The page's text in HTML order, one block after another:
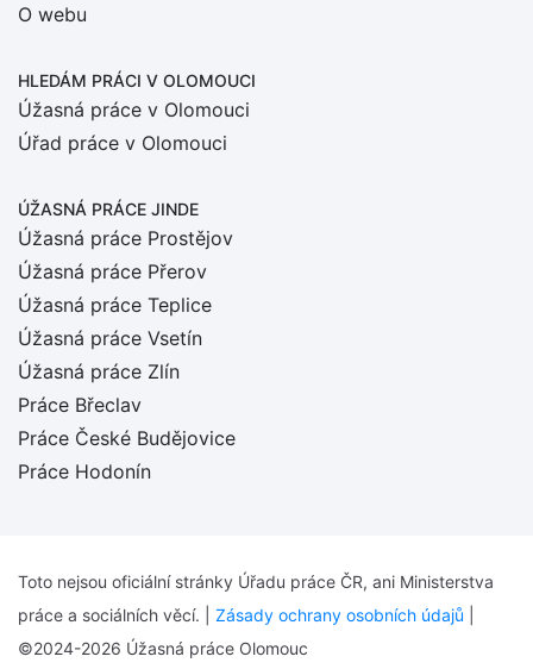
O webu
HLEDÁM PRÁCI V OLOMOUCI
Úžasná práce v Olomouci
Úřad práce v Olomouci
ÚŽASNÁ PRÁCE JINDE
Úžasná práce Prostějov
Úžasná práce Přerov
Úžasná práce Teplice
Úžasná práce Vsetín
Úžasná práce Zlín
Práce Břeclav
Práce České Budějovice
Práce Hodonín
Toto nejsou oficiální stránky Úřadu práce ČR, ani Ministerstva
práce a sociálních věcí. | Zásady ochrany osobních údajů
©2024-2026 Úžasná práce Olomouc